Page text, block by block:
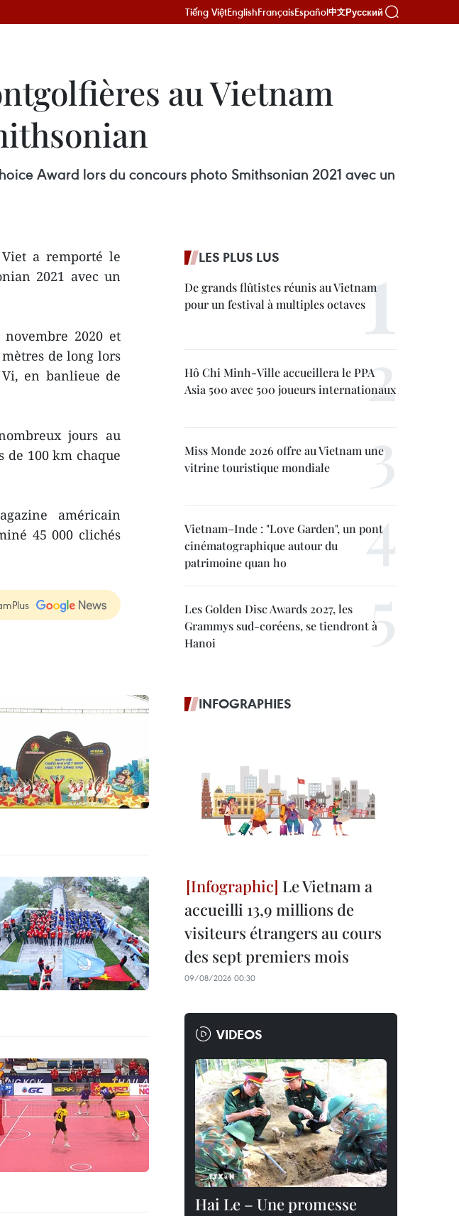
Tiếng ViệtEnglishFrançaisEspañol中文Русский
au Vietnam
Award lors du concours photo Smithsonian 2021 avec un
a remporté le
2021 avec un
2020 et
de long lors
en banlieue de
jours au
100 km chaque
américain
45 000 clichés
LES PLUS LUS
De grands flûtistes réunis au Vietnam
pour un festival à multiples octaves
Hô Chi Minh-Ville accueillera le PPA
Asia 500 avec 500 joueurs internationaux
Miss Monde 2026 offre au Vietnam une
vitrine touristique mondiale
Vietnam–Inde : "Love Garden", un pont
cinématographique autour du
patrimoine quan ho
Les Golden Disc Awards 2027, les
Grammys sud-coréens, se tiendront à
Hanoi
INFOGRAPHIES
Le Vietnam a
accueilli 13,9 millions de
visiteurs étrangers au cours
des sept premiers mois
09/08/2026 00:30
VIDEOS
Hai Le – Une promesse